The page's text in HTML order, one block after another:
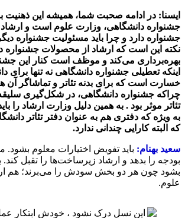
ایسنا: در ادامه صحبت شما، همیشه این ذهنیت
جشنواره دانشگاهی، وزارت علوم است و ارشاد
جشنواره دارد و چرا باید مسئولیت جشنواره
نکته این است که ارشاد از محصولات جشنواره
بهره‌برداری می‌کند و موظف است کنار این
اینکه تعطیلی جشنواره دانشگاهی نه تنها برای
خسارت است که برای بدنه تئاتر و تماشاگر
چراکه جشنواره دانشگاهی، در شکل‌گیری
تئاتر موثر بود . به همین دلیل وزارت ارشاد را
به ویژه که دفتری هم به عنوان دفتر تئاتر
که البته کارایی چندانی ندارد.
سعید بهنام: باید تفویض اختیارات معلوم بشود.
بودجه را بدهد و ارشاد زیرساخت‌ها را تقبل کند.
بشود چون هر دو بخش سودش را می‌برند؛ هم
علوم.